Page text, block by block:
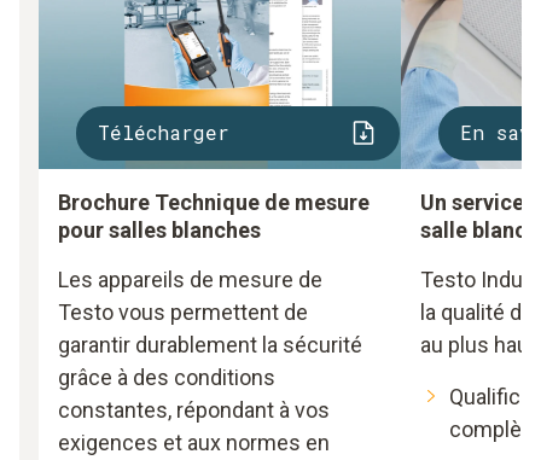
Télécharger
Brochure Technique de mesure
pour salles blanches
Les appareils de mesure de
Testo vous permettent de
garantir durablement la sécurité
grâce à des conditions
constantes, répondant à vos
exigences et aux normes en
En
Un service
salle
Testo
la qualité
au plus